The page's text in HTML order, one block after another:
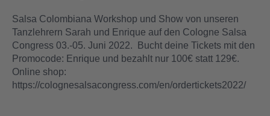
Salsa Colombiana Workshop und Show von unseren
Tanzlehrern Sarah und Enrique auf den Cologne Salsa
Congress 03.-05. Juni 2022. Bucht deine Tickets mit den
Promocode: Enrique und bezahlt nur 100€ statt 129€.
Online shop:
https://colognesalsacongress.com/en/ordertickets2022/